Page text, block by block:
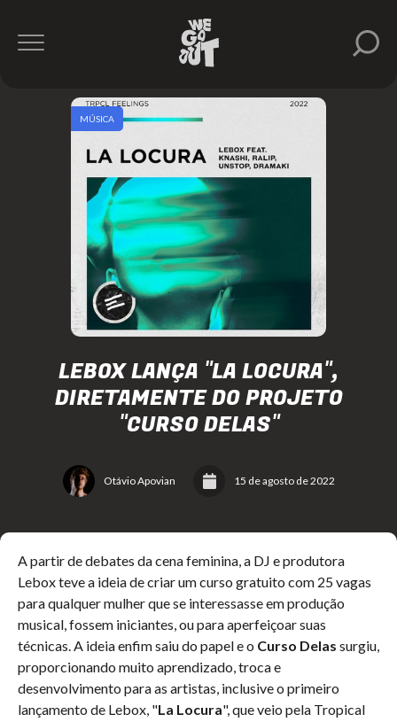
LEBOX LANÇA "LA LOCURA",
DIRETAMENTE DO PROJETO
"CURSO DELAS"
Otávio Apovian 15 de agosto de 2022
MÚSICA
A partir de debates da cena feminina, a DJ e produtora
Lebox teve a ideia de criar um curso gratuito com 25 vagas
para qualquer mulher que se interessasse em produção
musical, fossem iniciantes, ou para aperfeiçoar suas
técnicas. A ideia enfim saiu do papel e o Curso Delas surgiu,
proporcionando muito aprendizado, troca e
desenvolvimento para as artistas, inclusive o primeiro
lançamento de Lebox, "La Locura", que veio pela Tropical